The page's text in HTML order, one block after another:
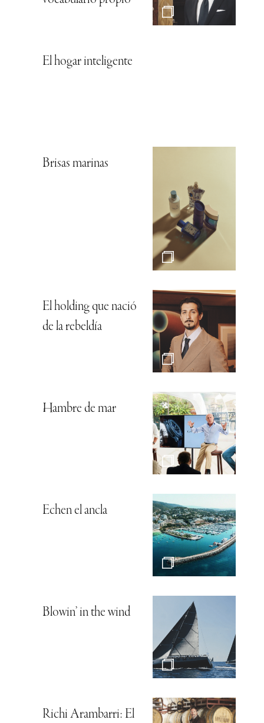
El hogar inteligente
Brisas marinas
El holding que nació
de la rebeldía
Hambre de mar
Echen el ancla
Blowin’ in the wind
Richi Arambarri: El